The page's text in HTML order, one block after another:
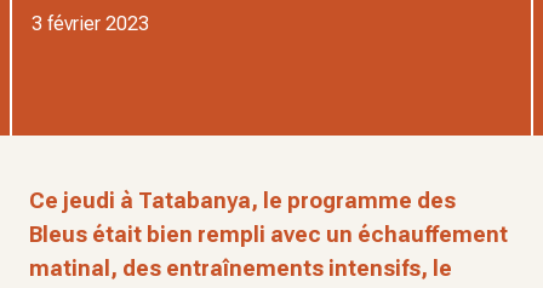
3 février 2023
Ce jeudi à Tatabanya, le programme des
Bleus était bien rempli avec un échauffement
matinal, des entraînements intensifs, le